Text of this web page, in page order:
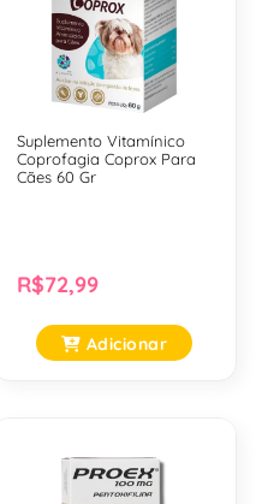
Suplemento Vitamínico
Coprofagia Coprox Para
Cães 60 Gr
R$72,99
Adicionar